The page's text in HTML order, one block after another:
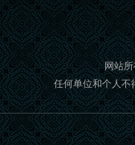
语风汉语学生Jennifer
我叫Jennifer，我非常喜欢
锡校学习汉语，这是一个
汉语和交朋友的好地方。 ...
网站
任何单位和个人不